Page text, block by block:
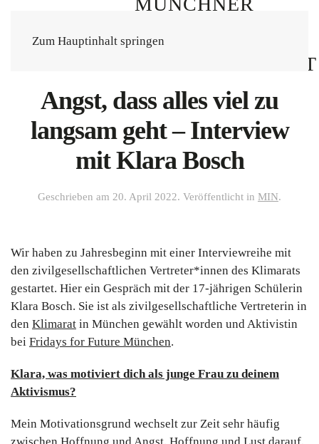
Zum Hauptinhalt springen
Angst, dass alles viel zu
langsam geht – Interview
mit Klara Bosch
Geschrieben am 20. April 2022. Veröffentlicht in MIN.
Wir haben zu Jahresbeginn mit einer Interviewreihe mit
den zivilgesellschaftlichen Vertreter*innen des Klimarats
gestartet. Hier ein Gespräch mit der 17-jährigen Schülerin
Klara Bosch. Sie ist als zivilgesellschaftliche Vertreterin in
den Klimarat in München gewählt worden und Aktivistin
bei Fridays for Future München.
Klara, was motiviert dich als junge Frau zu deinem
Aktivismus?
Mein Motivationsgrund wechselt zur Zeit sehr häufig